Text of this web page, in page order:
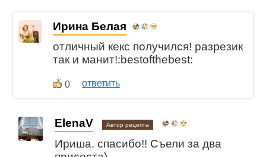
Ирина Белая
отличный кекс получился! разрезик
так и манит!:bestofthebest:
0 ответить
ElenaV Автор рецепта
Ириша. спасибо!! Съели за два